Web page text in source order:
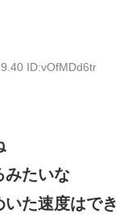
ID:vOfMDd6tr
みたいな
た速度はでき